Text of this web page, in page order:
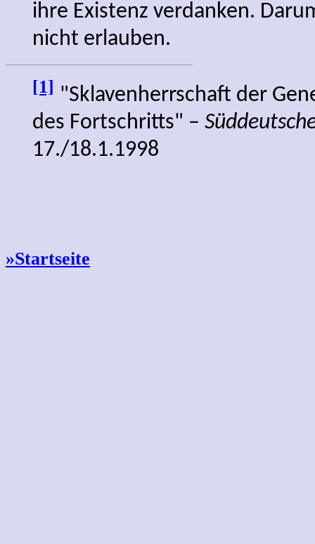
ihre Existenz verdanken.
nicht erlauben.
[1] "Sklavenherrschaft der
des Fortschritts" –
17./18.1.1998
»Startseite